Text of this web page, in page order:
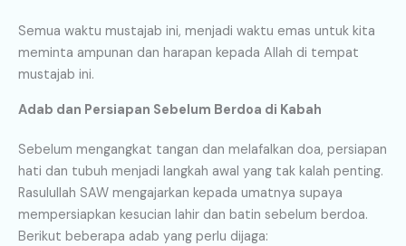
Semua waktu mustajab ini, menjadi waktu emas untuk kita
meminta ampunan dan harapan kepada Allah di tempat
mustajab ini.
Adab dan Persiapan Sebelum Berdoa di Kabah
Sebelum mengangkat tangan dan melafalkan doa, persiapan
hati dan tubuh menjadi langkah awal yang tak kalah penting.
Rasulullah SAW mengajarkan kepada umatnya supaya
mempersiapkan kesucian lahir dan batin sebelum berdoa.
Berikut beberapa adab yang perlu dijaga: